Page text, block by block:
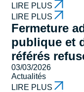
LIRE PLUS
LIRE PLUS
Fermeture
publique et
référés
03/03/2026
Actualités
LIRE PLUS